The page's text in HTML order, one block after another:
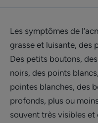
Les symptômes de
grasse et luisante, des
Des petits boutons,
noirs, des points
pointes blanches, des
profonds, plus ou
souvent très visibles et